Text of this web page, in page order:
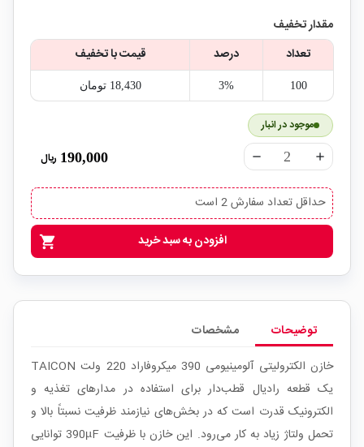
مقدار تخفیف
تعداد
درصد قیمت با تخفیف
100
3% 18,430‎ تومان
موجود در انبار
remove add
190,000 ریال
حداقل تعداد سفارش 2 است
shopping_cart افزودن به سبد خرید
توضیحات
مشخصات
خازن الکترولیتی آلومینیومی 390 میکروفاراد 220 ولت TAICON
یک قطعه رادیال قطب‌دار برای استفاده در مدارهای تغذیه و
الکترونیک قدرت است که در بخش‌های نیازمند ظرفیت نسبتاً بالا و
تحمل ولتاژ زیاد به کار می‌رود. این خازن با ظرفیت 390µF توانایی